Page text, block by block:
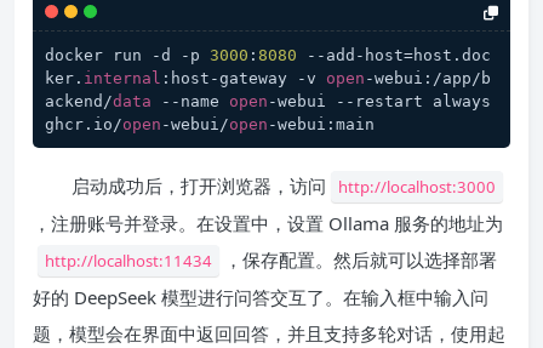
docker run -d -p 3000 : 8080 --add-host=host.doc
ker. internal :host-gateway -v open -webui:/app/b
ackend/data --name open -webui --restart always
ghcr.io/open -webui/open -webui:main
启动成功后，打开浏览器，访问 http://localhost:3000
，注册账号并登录。在设置中，设置 Ollama 服务的地址为
http://localhost:11434
，保存配置。然后就可以选择部署
好的 DeepSeek 模型进行问答交互了。在输入框中输入问
题，模型会在界面中返回回答，并且支持多轮对话，使用起